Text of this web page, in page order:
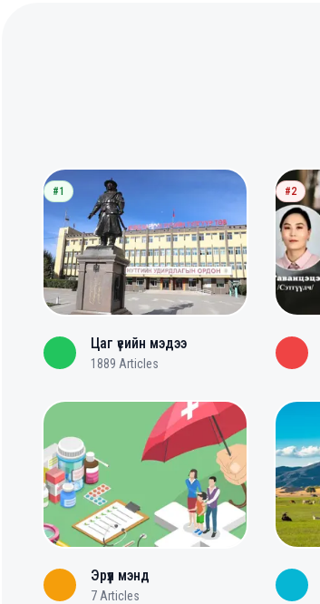
#1
Цаг үеийн мэдээ
1889 Articles
#2
Эрүүл мэнд
7 Articles